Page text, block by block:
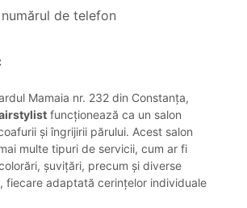
de telefon
Mamaia nr. 232 din Constanța,
funcționează ca un salon
și îngrijirii părului. Acest salon
multe tipuri de servicii, cum ar fi
șuvițări, precum și diverse
fiecare adaptată cerințelor individuale